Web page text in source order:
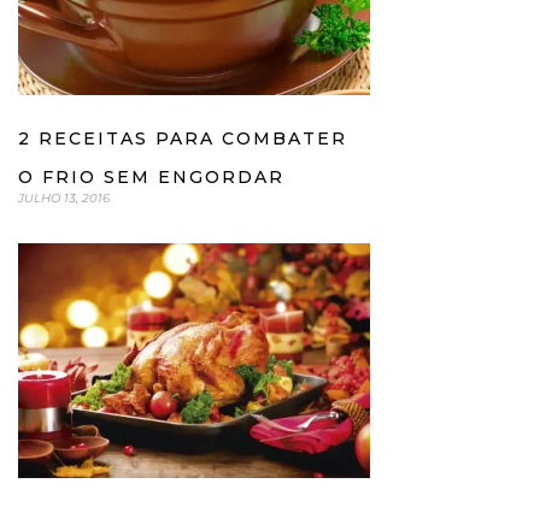
2 RECEITAS PARA COMBATER
O FRIO SEM ENGORDAR
JULHO 13, 2016